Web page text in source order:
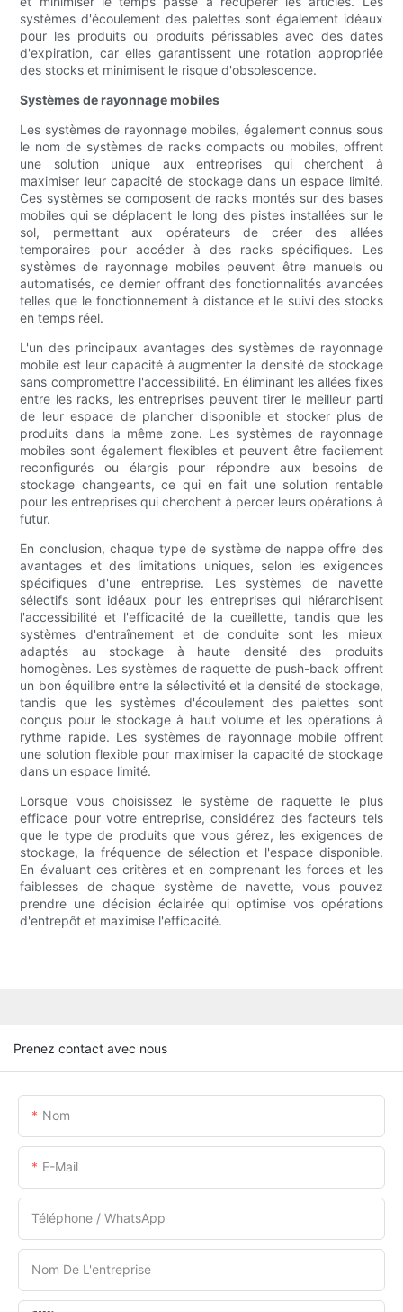
systèmes d'écoulement des palettes sont également idéaux
pour les produits ou produits périssables avec des dates
d'expiration, car elles garantissent une rotation appropriée
des stocks et minimisent le risque d'obsolescence.
Systèmes de rayonnage mobiles
Les systèmes de rayonnage mobiles, également connus sous
le nom de systèmes de racks compacts ou mobiles, offrent
une solution unique aux entreprises qui cherchent à
maximiser leur capacité de stockage dans un espace limité.
Ces systèmes se composent de racks montés sur des bases
mobiles qui se déplacent le long des pistes installées sur le
sol, permettant aux opérateurs de créer des allées
temporaires pour accéder à des racks spécifiques. Les
systèmes de rayonnage mobiles peuvent être manuels ou
automatisés, ce dernier offrant des fonctionnalités avancées
telles que le fonctionnement à distance et le suivi des stocks
en temps réel.
L'un des principaux avantages des systèmes de rayonnage
mobile est leur capacité à augmenter la densité de stockage
sans compromettre l'accessibilité. En éliminant les allées fixes
entre les racks, les entreprises peuvent tirer le meilleur parti
de leur espace de plancher disponible et stocker plus de
produits dans la même zone. Les systèmes de rayonnage
mobiles sont également flexibles et peuvent être facilement
reconfigurés ou élargis pour répondre aux besoins de
stockage changeants, ce qui en fait une solution rentable
pour les entreprises qui cherchent à percer leurs opérations à
futur.
En conclusion, chaque type de système de nappe offre des
avantages et des limitations uniques, selon les exigences
spécifiques d'une entreprise. Les systèmes de navette
sélectifs sont idéaux pour les entreprises qui hiérarchisent
l'accessibilité et l'efficacité de la cueillette, tandis que les
systèmes d'entraînement et de conduite sont les mieux
adaptés au stockage à haute densité des produits
homogènes. Les systèmes de raquette de push-back offrent
un bon équilibre entre la sélectivité et la densité de stockage,
tandis que les systèmes d'écoulement des palettes sont
conçus pour le stockage à haut volume et les opérations à
rythme rapide. Les systèmes de rayonnage mobile offrent
une solution flexible pour maximiser la capacité de stockage
dans un espace limité.
Lorsque vous choisissez le système de raquette le plus
efficace pour votre entreprise, considérez des facteurs tels
que le type de produits que vous gérez, les exigences de
stockage, la fréquence de sélection et l'espace disponible.
En évaluant ces critères et en comprenant les forces et les
faiblesses de chaque système de navette, vous pouvez
prendre une décision éclairée qui optimise vos opérations
d'entrepôt et maximise l'efficacité.
Prenez contact avec nous
Nom
E-Mail
Téléphone / WhatsApp
Nom De L'entreprise